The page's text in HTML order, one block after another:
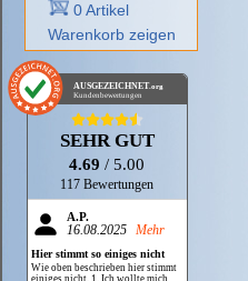
0 Artikel
Warenkorb zeigen
AUSGEZEICHNET.org
Kundenbewertungen
SEHR GUT
4.69 / 5.00
117 Bewertungen
A.P.
16.08.2025 Mehr
Hier stimmt so einiges nicht
Wie oben beschrieben hier stimmt